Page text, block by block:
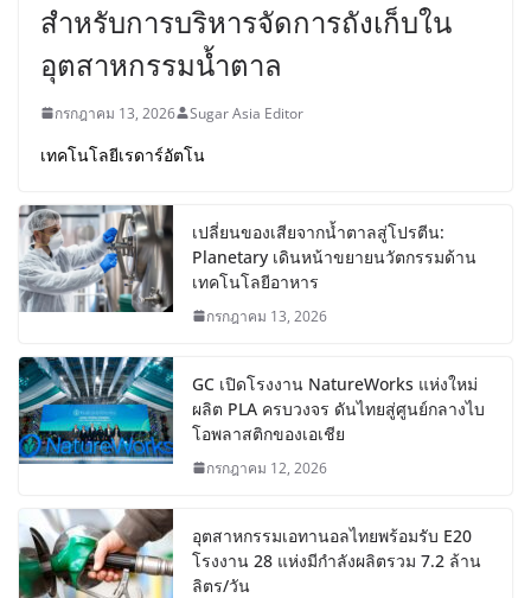
สำหรับการบริหารจัดการถังเก็บใน
อุตสาหกรรมน้ำตาล
กรกฎาคม 13, 2026 Sugar Asia Editor
เทคโนโลยีเรดาร์อัตโน
เปลี่ยนของเสียจากน้ำตาลสู่โปรตีน:
Planetary เดินหน้าขยายนวัตกรรมด้าน
เทคโนโลยีอาหาร
กรกฎาคม 13, 2026
GC เปิดโรงงาน NatureWorks แห่งใหม่
ผลิต PLA ครบวงจร ดันไทยสู่ศูนย์กลางไบ
โอพลาสติกของเอเชีย
กรกฎาคม 12, 2026
อุตสาหกรรมเอทานอลไทยพร้อมรับ E20
โรงงาน 28 แห่งมีกำลังผลิตรวม 7.2 ล้าน
ลิตร/วัน